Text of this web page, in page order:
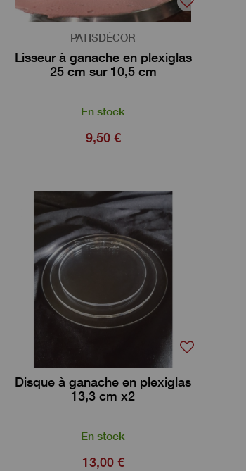
PATISDÉCOR
Lisseur à ganache en plexiglas
25 cm sur 10,5 cm
En stock
9,50 €
Disque à ganache en plexiglas
13,3 cm x2
En stock
13,00 €